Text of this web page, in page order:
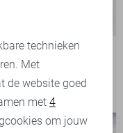
T-shirt
49,99
technieken
Met
de website goed
met 4
om jouw